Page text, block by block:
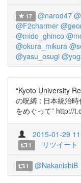
17 @narod47
@F2charmer
@mido_ghinco
@okura_mikura
@yasu_osugi
“Kyoto University
の呪縛 : 日本統治時
をめぐって” http://
2015-01-29
1 リツイー
1 @NakanishiB